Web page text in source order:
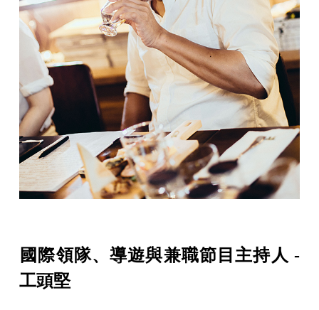
國際領隊、導遊與兼職節目主持人 -
工頭堅